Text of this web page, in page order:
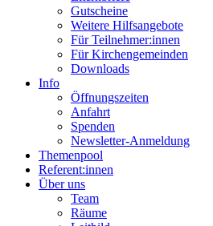
Gutscheine
Weitere Hilfsangebote
Für Teilnehmer:innen
Für Kirchengemeinden
Downloads
Info
Öffnungszeiten
Anfahrt
Spenden
Newsletter-Anmeldung
Themenpool
Referent:innen
Über uns
Team
Räume